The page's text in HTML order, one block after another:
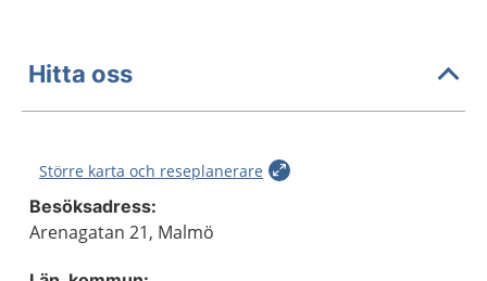
Hitta oss
Större karta och reseplanerare
Besöksadress:
Arenagatan 21, Malmö